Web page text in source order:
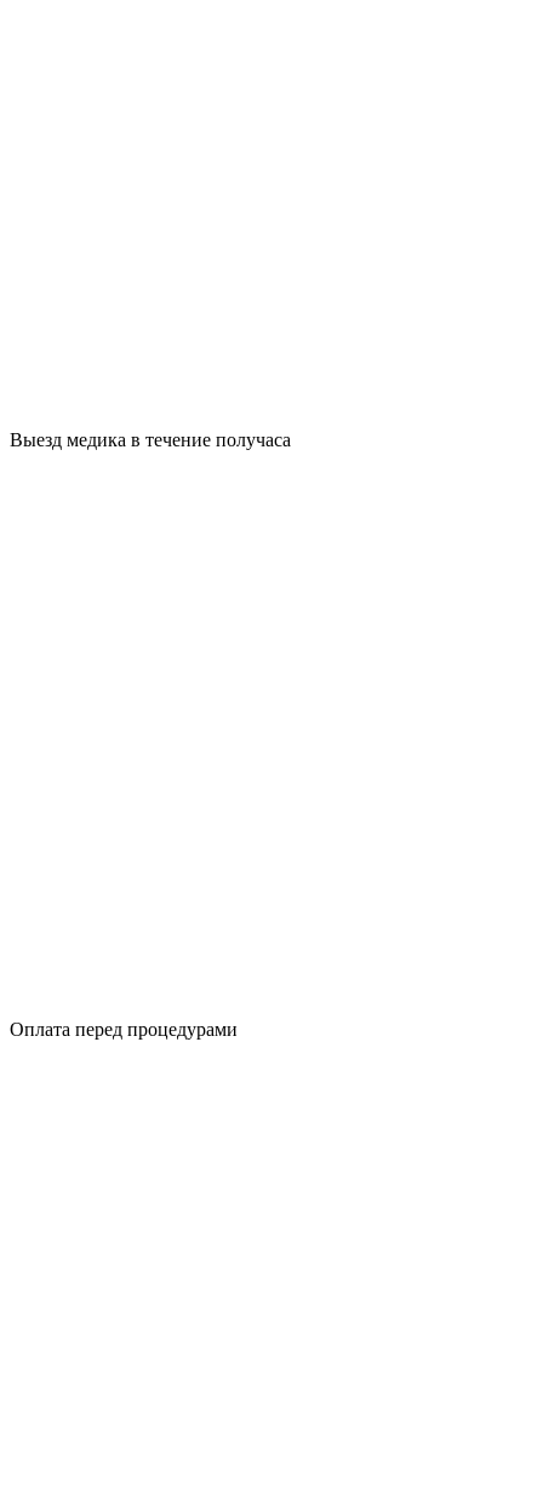
Выезд медика в течение получаса
Оплата перед процедурами